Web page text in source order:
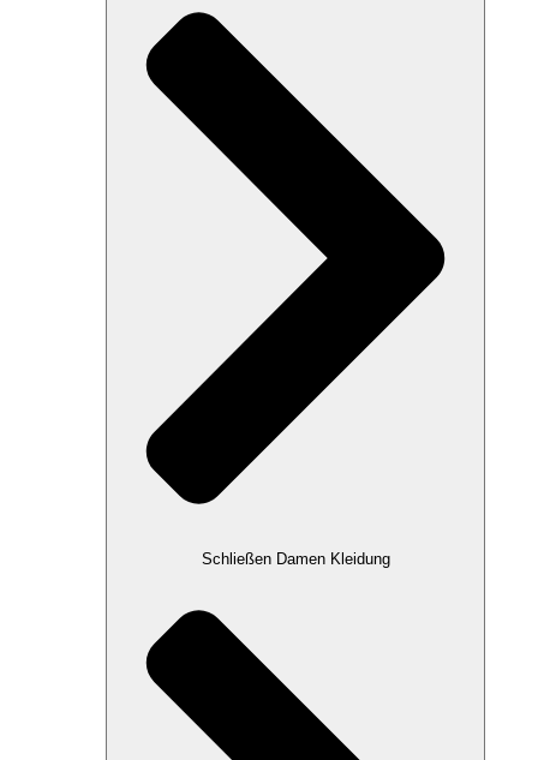
Schließen Damen Kleidung